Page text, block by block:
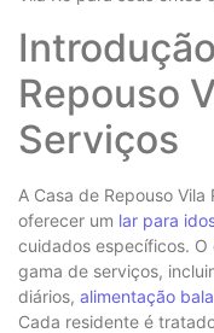
Repouso
Serviços
A Casa de Repouso
oferecer um lar para
cuidados específicos.
gama de serviços,
diários, alimentação
Cada residente é